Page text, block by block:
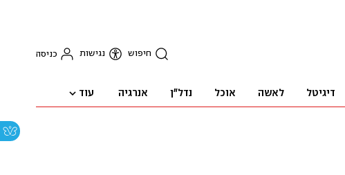
חיפוש נגישות כניסה
דיגיטל לאשה אוכל נדל"ן אנרגיה עוד